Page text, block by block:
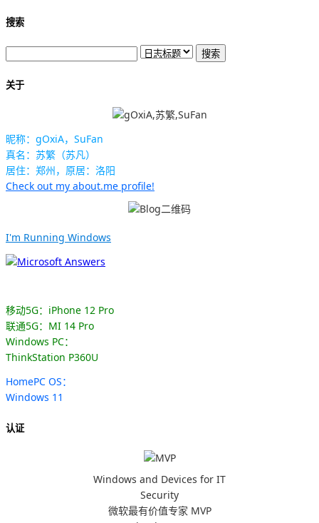
搜索
关于
昵称：gOxiA，SuFan
真名：苏繁（苏凡）
居住：郑州，原居：洛阳
Check out my about.me profile!
I'm Running Windows
移动5G：iPhone 12 Pro
联通5G：MI 14 Pro
Windows PC：
ThinkStation P360U
HomePC OS：
Windows 11
认证
Windows and Devices for IT
Security
微软最有价值专家 MVP